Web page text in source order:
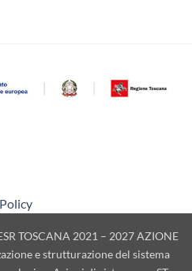
TOSCANA 2021 – 2027 AZIONE
e strutturazione del sistema